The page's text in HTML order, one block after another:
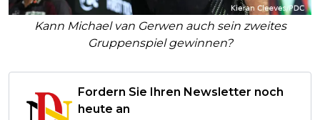
Kann Michael van Gerwen auch sein zweites
Gruppenspiel gewinnen?
Fordern Sie Ihren Newsletter noch
heute an